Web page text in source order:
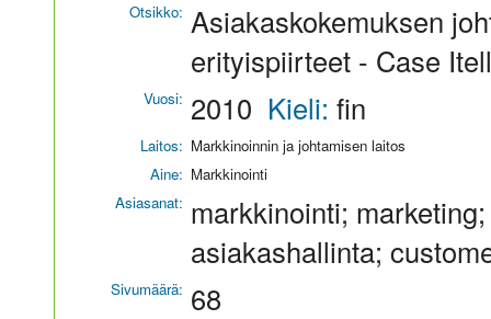
Otsikko: Asiakaskokemuksen
erityispiirteet - Case
Vuosi: 2010 Kieli: fin
Laitos: Markkinoinnin ja johtamisen laitos
Aine: Markkinointi
Asiasanat: markkinointi;
asiakashallinta;
Sivumäärä: 68